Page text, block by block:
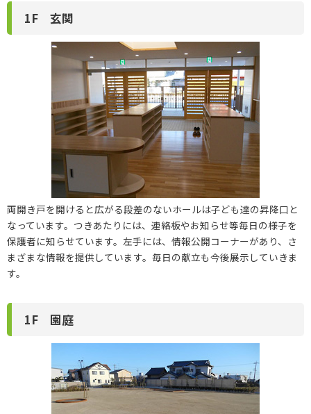
1F 玄関
両開き戸を開けると広がる段差のないホールは子ども達の昇降口と
なっています。つきあたりには、連絡板やお知らせ等毎日の様子を
保護者に知らせています。左手には、情報公開コーナーがあり、さ
まざまな情報を提供しています。毎日の献立も今後展示していきま
す。
1F 園庭